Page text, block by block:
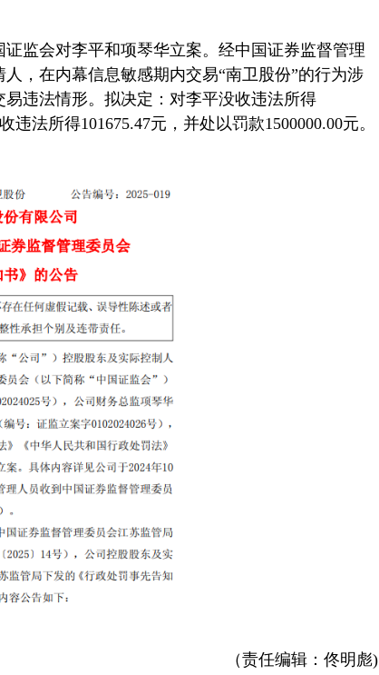
监会对李平和项琴华立案。经中国证券监督管理
，在内幕信息敏感期内交易“南卫股份”的行为涉
违法情形。拟决定：对李平没收违法所得
法所得101675.47元，并处以罚款1500000.00元。
（责任编辑：佟明彪)